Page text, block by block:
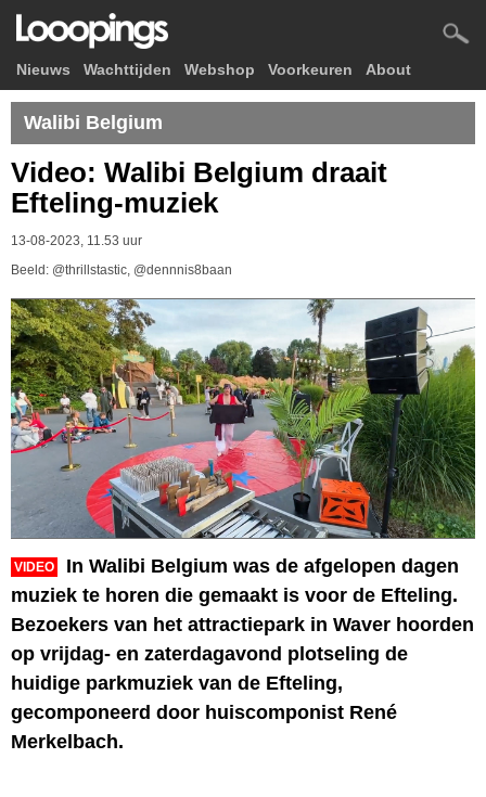
Nieuws Wachttijden Webshop Voorkeuren About
Walibi Belgium
Video: Walibi Belgium draait
Efteling-muziek
13-08-2023, 11.53 uur
Beeld: @thrillstastic, @dennnis8baan
VIDEO
In Walibi Belgium was de afgelopen dagen
muziek te horen die gemaakt is voor de Efteling.
Bezoekers van het attractiepark in Waver hoorden
op vrijdag- en zaterdagavond plotseling de
huidige parkmuziek van de Efteling,
gecomponeerd door huiscomponist René
Merkelbach.